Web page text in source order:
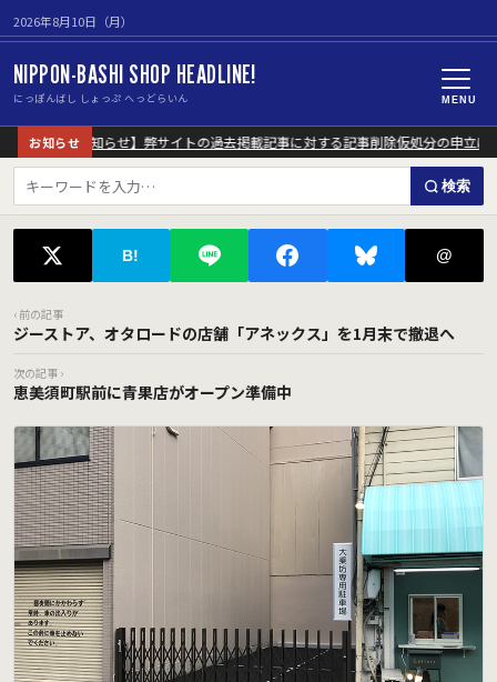
2026年8月10日（月）
NIPPON-BASHI SHOP HEADLINE!
にっぽんばし しょっぷ へっどらいん MENU
お知らせ
【重要なお知らせ】弊サイトの過去掲載記事に対する記事削除仮処分の申立に
検索
B! @
‹ 前の記事
ジーストア、オタロードの店舗「アネックス」を1月末で撤退へ
次の記事 ›
恵美須町駅前に青果店がオープン準備中